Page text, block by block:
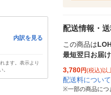
内訳を見る
ます。表示より
。
配送情報・
この商品は
最短翌日お届け
3,780円(税込)以
配送料について
※一部の商品につ